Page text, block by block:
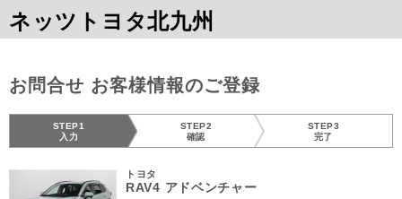
ネッツトヨタ北九州
お問合せ お客様情報のご登録
STEP1
入力
STEP2
確認
STEP3
完了
トヨタ
RAV4 アドベンチャー